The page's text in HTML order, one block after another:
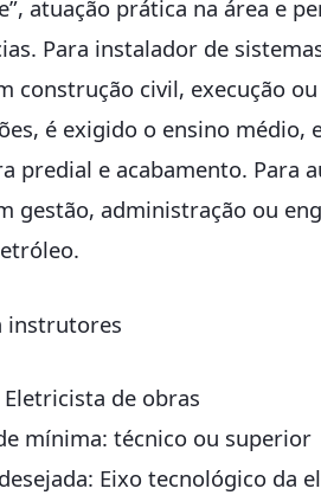
atuação prática na área e
Para instalador de
construção civil, execução
é exigido o ensino
predial e acabamento. Para
gestão, administração ou
instrutores
de obras
mínima: técnico ou superior
Eixo tecnológico da